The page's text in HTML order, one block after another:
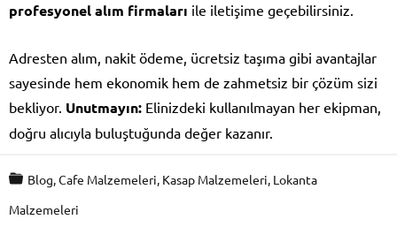
profesyonel alım firmaları ile iletişime geçebilirsiniz.
Adresten alım, nakit ödeme, ücretsiz taşıma gibi avantajlar
sayesinde hem ekonomik hem de zahmetsiz bir çözüm sizi
bekliyor. Unutmayın: Elinizdeki kullanılmayan her ekipman,
doğru alıcıyla buluştuğunda değer kazanır.
Blog,Cafe Malzemeleri, Kasap Malzemeleri, Lokanta
Malzemeleri